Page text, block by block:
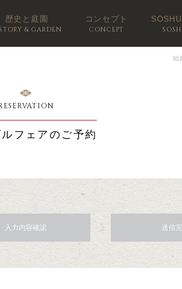
歴史と庭園
& GARDEN
コンセプト
CONCEPT
結
フェアのご予約
入力内容確認 送信